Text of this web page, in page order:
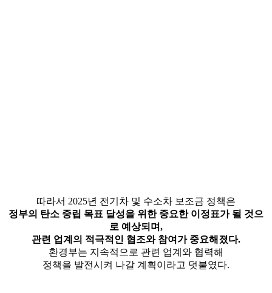
따라서 2025년 전기차 및 수소차 보조금 정책은
정부의 탄소 중립 목표 달성을 위한 중요한 이정표가 될 것으
로 예상되며,
관련 업계의 적극적인 협조와 참여가 중요해졌다.
환경부는 지속적으로 관련 업계와 협력해
정책을 발전시켜 나갈 계획이라고 덧붙였다.